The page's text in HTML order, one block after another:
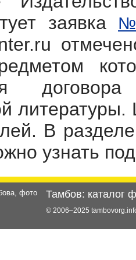
заявка
В
узнать
Тамбов: каталог
© 2006–2025